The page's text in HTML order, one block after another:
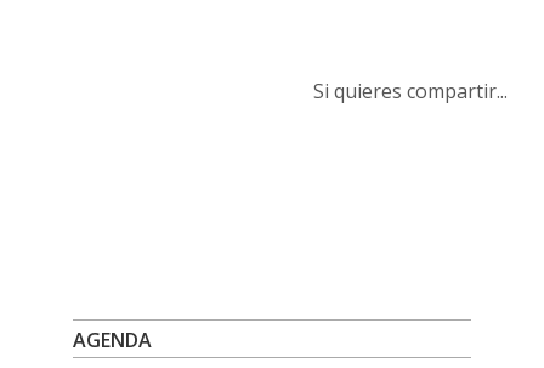
Si quieres compartir...
AGENDA